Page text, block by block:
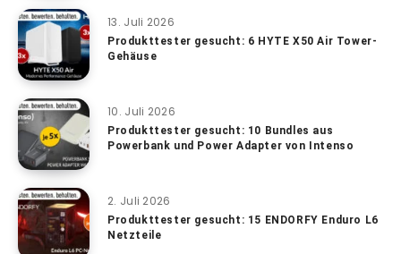
13. Juli 2026
Produkttester gesucht: 6 HYTE X50 Air Tower-
Gehäuse
10. Juli 2026
Produkttester gesucht: 10 Bundles aus
Powerbank und Power Adapter von Intenso
2. Juli 2026
Produkttester gesucht: 15 ENDORFY Enduro L6
Netzteile